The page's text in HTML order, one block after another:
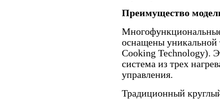
Преимущество
оснащены уникальной
Cooking Technology).
система из трех
управления.
Традиционный